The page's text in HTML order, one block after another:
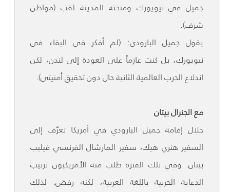
جميل في نيويورك ومنحته المدينة لقب (مواطن
شرف).
يقول جميل البارودي: (لم أفكر في البقاء في
نيويورك، بل كنت عازماً على العودة إلى لندن، لكن
اندلاع الحرب العالمية الثانية حال دون تحقيق أمنيتي).
مع الجنرال بيتان
خلال إقامة جميل البارودي في أمريكا تعرّف إلى
السفير هنري هيك، سفير المارشال الفرنسي فيليب
بيتان. وفي تلك الفترة طلب منه الأمريكيون ترتيب
الدعاية الحربية باللغة العربية، لكنه رفض. لذلك